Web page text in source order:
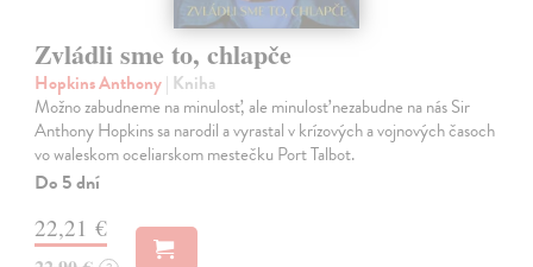
Zvládli sme to, chlapče
Hopkins Anthony| Kniha
Možno zabudneme na minulosť, ale minulosť nezabudne na nás Sir
Anthony Hopkins sa narodil a vyrastal v krízových a vojnových časoch
vo waleskom oceliarskom mestečku Port Talbot.
Do 5 dní
22,21 €